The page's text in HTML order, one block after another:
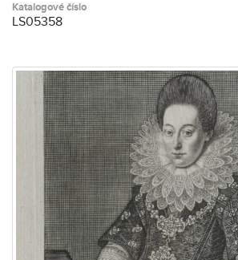
Katalogové číslo
LS05358